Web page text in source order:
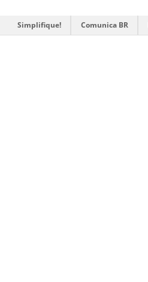
Simplifique! Comunica BR